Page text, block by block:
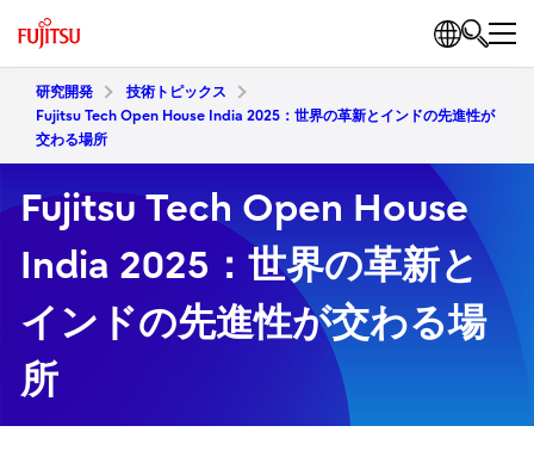
研究開発
技術トピックス
Fujitsu Tech Open House India 2025：世界の革新とインドの先進性が
交わる場所
Fujitsu Tech Open House
India 2025：世界の革新と
インドの先進性が交わる場
所